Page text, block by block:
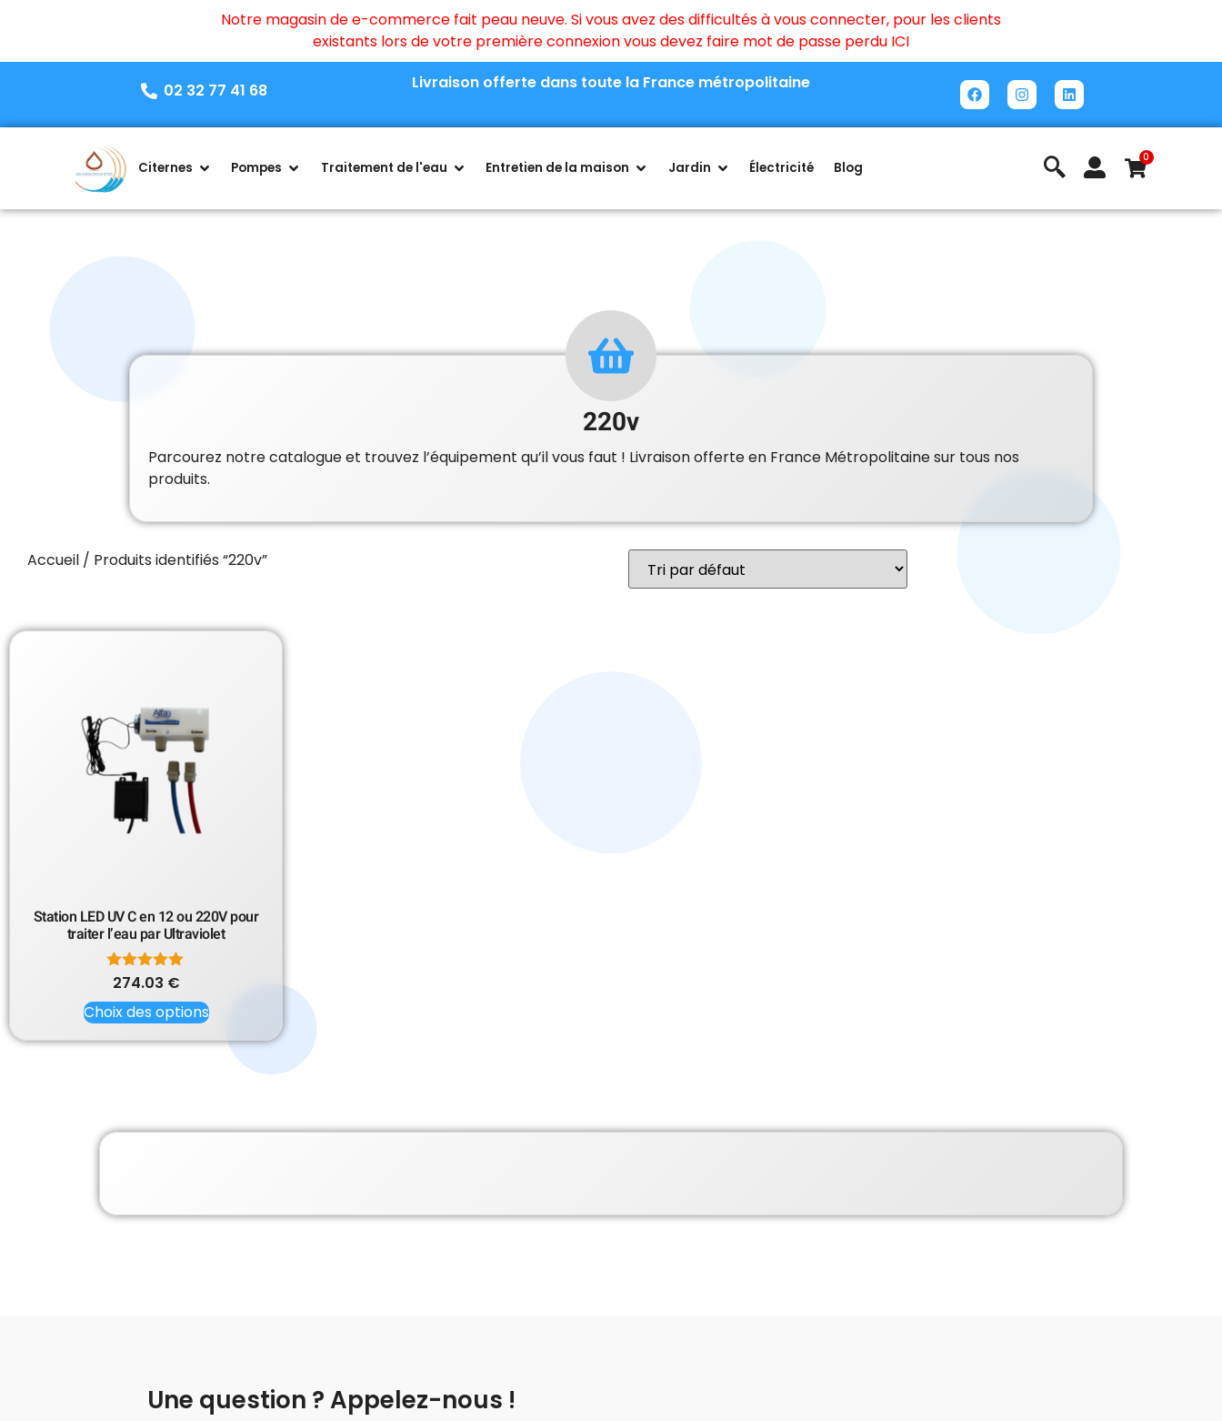
Notre magasin de e-commerce fait peau neuve. Si vous avez des difficultés à vous connecter, pour les clients
existants lors de votre première connexion vous devez faire mot de passe perdu ICI
02 32 77 41 68 Livraison offerte dans toute la France métropolitaine
Citernes Pompes Traitement de l'eau Entretien de la maison Jardin Électricité Blog
0
220v
Parcourez notre catalogue et trouvez l’équipement qu’il vous faut ! Livraison offerte en France Métropolitaine sur tous nos
produits.
Accueil / Produits identifiés “220v”
Station LED UV C en 12 ou 220V pour
traiter l’eau par Ultraviolet
Note
sur 5
274.03 €
Choix des options
Une question ? Appelez-nous !